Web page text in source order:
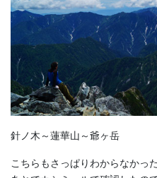
針ノ木～蓮華山～爺ヶ岳
こちらもさっぱりわからなかっ